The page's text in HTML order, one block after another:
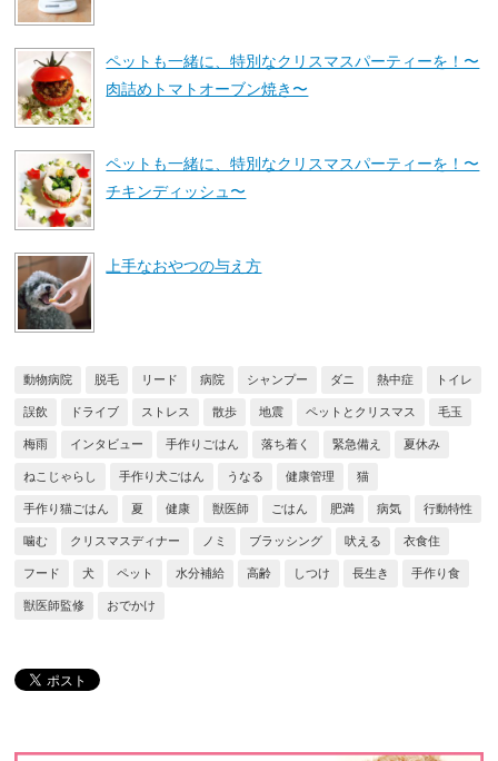
ペットも一緒に、特別なクリスマスパーティーを！〜
肉詰めトマトオーブン焼き〜
ペットも一緒に、特別なクリスマスパーティーを！〜
チキンディッシュ〜
上手なおやつの与え方
動物病院 脱毛 リード 病院 シャンプー ダニ 熱中症 トイレ
誤飲 ドライブ ストレス 散歩 地震 ペットとクリスマス 毛玉
梅雨 インタビュー 手作りごはん 落ち着く 緊急備え 夏休み
ねこじゃらし 手作り犬ごはん うなる 健康管理 猫
手作り猫ごはん 夏 健康 獣医師 ごはん 肥満 病気 行動特性
噛む クリスマスディナー ノミ ブラッシング 吠える 衣食住
フード 犬 ペット 水分補給 高齢 しつけ 長生き 手作り食
獣医師監修 おでかけ